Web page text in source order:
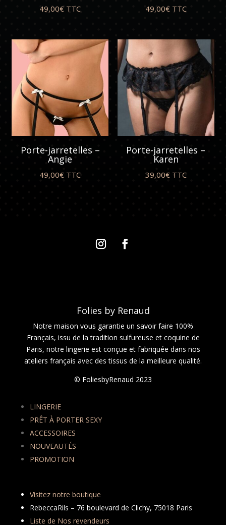
49,00€ TTC 49,00€ TTC
Porte-jarretelles –
Angie
49,00€ TTC
Porte-jarretelles –
Karen
39,00€ TTC
Folies by Renaud
Notre maison vous garantie un savoir faire 100%
Français, issu de la tradition sulfureuse et coquine de
Paris, notre lingerie est conçue et fabriquée dans nos
ateliers français avec des tissus de la meilleure qualité.
© FoliesbyRenaud 2023
LINGERIE
PRÊT À PORTER SEXY
ACCESSOIRES
NOUVEAUTÉS
PROMOTION
Visitez notre boutique
RebeccaRils – 76 boulevard de Clichy, 75018 Paris
Liste de Nos revendeurs